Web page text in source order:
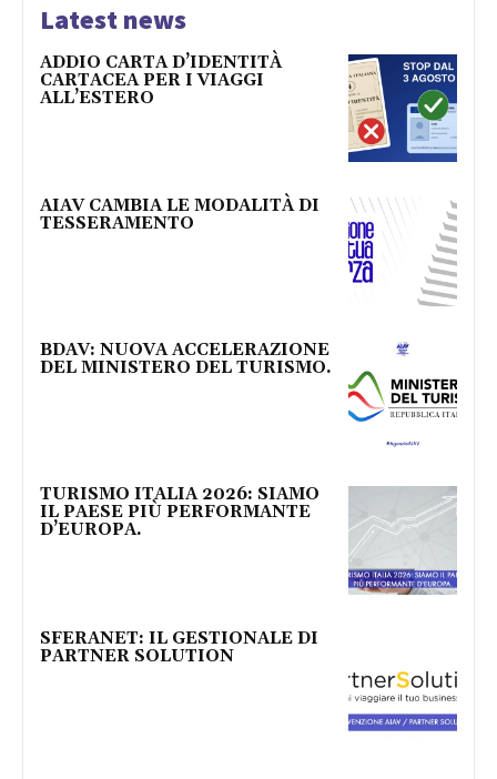
Latest news
ADDIO CARTA D’IDENTITÀ
CARTACEA PER I VIAGGI
ALL’ESTERO
AIAV CAMBIA LE MODALITÀ DI
TESSERAMENTO
BDAV: NUOVA ACCELERAZIONE
DEL MINISTERO DEL TURISMO.
TURISMO ITALIA 2026: SIAMO
IL PAESE PIÙ PERFORMANTE
D’EUROPA.
SFERANET: IL GESTIONALE DI
PARTNER SOLUTION